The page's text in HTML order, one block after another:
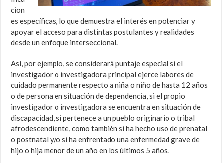
cion
es específicas, lo que demuestra el interés en potenciar y
apoyar el acceso para distintas postulantes y realidades
desde un enfoque interseccional.
Así, por ejemplo, se considerará puntaje especial si el
investigador o investigadora principal ejerce labores de
cuidado permanente respecto a niña o niño de hasta 12 años
o de persona en situación de dependencia, si el propio
investigador o investigadora se encuentra en situación de
discapacidad, si pertenece a un pueblo originario o tribal
afrodescendiente, como también si ha hecho uso de prenatal
o postnatal y/o si ha enfrentado una enfermedad grave de
hijo o hija menor de un año en los últimos 5 años.